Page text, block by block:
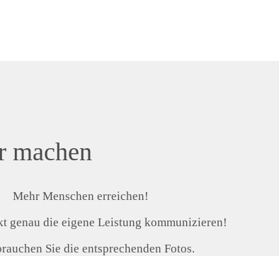
machen
Mehr Menschen erreichen!
genau die eigene Leistung kommunizieren!
Sie die entsprechenden Fotos.